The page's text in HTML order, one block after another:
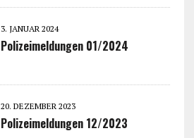
3. JANUAR 2024
Polizeimeldungen 01/2024
20. DEZEMBER 2023
Polizeimeldungen 12/2023